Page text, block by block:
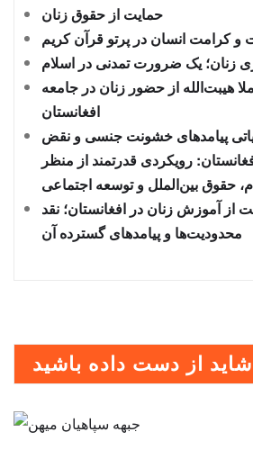
حمایت از حقوق زنان
و کرامت انسان در پرتو قرآن کریم
زنان؛ یک ضرورت تمدنی در اسلام
هیبت‌الله از حضور زنان در جامعه
افغانستان
پیامدهای خشونت جنسی و نقض
رویکردی قدرتمند از منظر
حقوق بین‌الملل و توسعه اجتماعی
از آموزش زنان در افغانستان؛ نقد
محدودیت‌ها و پیامدهای گسترده آن